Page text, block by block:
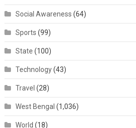
Social Awareness (64)
Sports (99)
State (100)
Technology(43)
Travel (28)
West Bengal (1,036)
World (18)